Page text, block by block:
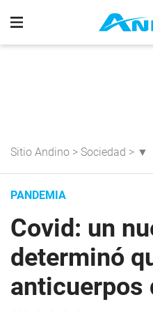
Sitio Andino > Sociedad > ▼
PANDEMIA
Covid: un
determinó
anticuerpos